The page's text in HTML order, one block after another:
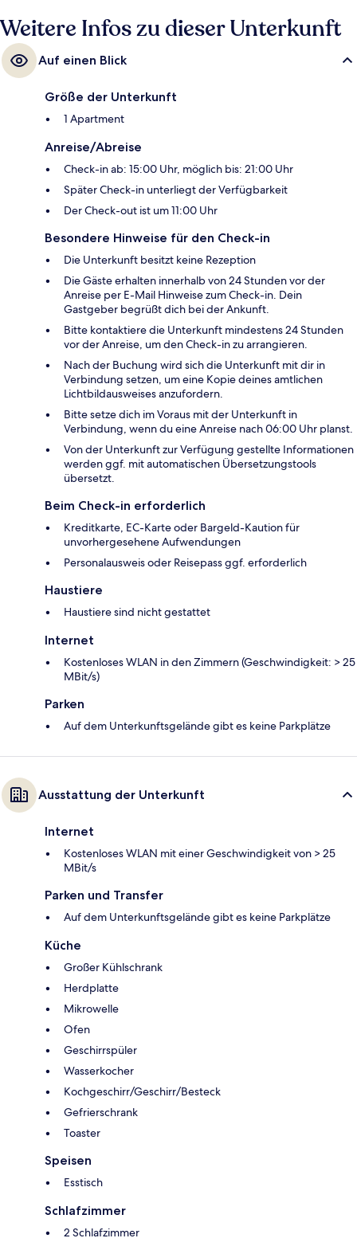
Weitere Infos zu dieser Unterkunft
Auf einen Blick
Größe der Unterkunft
1 Apartment
Anreise/Abreise
Check-in ab: 15:00 Uhr, möglich bis: 21:00 Uhr
Später Check-in unterliegt der Verfügbarkeit
Der Check-out ist um 11:00 Uhr
Besondere Hinweise für den Check-in
Die Unterkunft besitzt keine Rezeption
Die Gäste erhalten innerhalb von 24 Stunden vor der
Anreise per E-Mail Hinweise zum Check-in. Dein
Gastgeber begrüßt dich bei der Ankunft.
Bitte kontaktiere die Unterkunft mindestens 24 Stunden
vor der Anreise, um den Check-in zu arrangieren.
Nach der Buchung wird sich die Unterkunft mit dir in
Verbindung setzen, um eine Kopie deines amtlichen
Lichtbildausweises anzufordern.
Bitte setze dich im Voraus mit der Unterkunft in
Verbindung, wenn du eine Anreise nach 06:00 Uhr planst.
Von der Unterkunft zur Verfügung gestellte Informationen
werden ggf. mit automatischen Übersetzungstools
übersetzt.
Beim Check-in erforderlich
Kreditkarte, EC-Karte oder Bargeld-Kaution für
unvorhergesehene Aufwendungen
Personalausweis oder Reisepass ggf. erforderlich
Haustiere
Haustiere sind nicht gestattet
Internet
Kostenloses WLAN in den Zimmern (Geschwindigkeit: > 25
MBit/s)
Parken
Auf dem Unterkunftsgelände gibt es keine Parkplätze
Ausstattung der Unterkunft
Internet
Kostenloses WLAN mit einer Geschwindigkeit von > 25
MBit/s
Parken und Transfer
Auf dem Unterkunftsgelände gibt es keine Parkplätze
Küche
Großer Kühlschrank
Herdplatte
Mikrowelle
Ofen
Geschirrspüler
Wasserkocher
Kochgeschirr/Geschirr/Besteck
Gefrierschrank
Toaster
Speisen
Esstisch
Schlafzimmer
2 Schlafzimmer